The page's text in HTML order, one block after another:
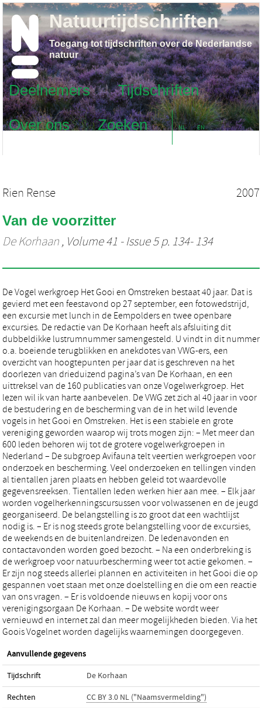
Deelnemers
Tijdschriften
Over ons
Zoeken NL EN
Natuurtijdschriften
Toegang tot tijdschriften over de Nederlandse
natuur
Rien Rense 2007
Van de voorzitter
De Korhaan , Volume 41 - Issue 5 p. 134- 134
De Vogel werkgroep Het Gooi en Omstreken bestaat 40 jaar. Dat is
gevierd met een feestavond op 27 september, een fotowedstrijd,
een excursie met lunch in de Eempolders en twee openbare
excursies. De redactie van De Korhaan heeft als afsluiting dit
dubbeldikke lustrumnummer samengesteld. U vindt in dit nummer
o.a. boeiende terugblikken en anekdotes van VWG-ers, een
overzicht van hoogtepunten per jaar dat is geschreven na het
doorlezen van drieduizend pagina’s van De Korhaan, en een
uittreksel van de 160 publicaties van onze Vogelwerkgroep. Het
lezen wil ik van harte aanbevelen. De VWG zet zich al 40 jaar in voor
de bestudering en de bescherming van de in het wild levende
vogels in het Gooi en Omstreken. Het is een stabiele en grote
vereniging geworden waarop wij trots mogen zijn: – Met meer dan
600 leden behoren wij tot de grotere vogelwerkgroepen in
Nederland – De subgroep Avifauna telt veertien werkgroepen voor
onderzoek en bescherming. Veel onderzoeken en tellingen vinden
al tientallen jaren plaats en hebben geleid tot waardevolle
gegevensreeksen. Tientallen leden werken hier aan mee. – Elk jaar
worden vogelherkenningscursussen voor volwassenen en de jeugd
georganiseerd. De belangstelling is zo groot dat een wachtlijst
nodig is. – Er is nog steeds grote belangstelling voor de excursies,
de weekends en de buitenlandreizen. De ledenavonden en
contactavonden worden goed bezocht. – Na een onderbreking is
de werkgroep voor natuurbescherming weer tot actie gekomen. –
Er zijn nog steeds allerlei plannen en activiteiten in het Gooi die op
gespannen voet staan met onze doelstelling en die om een reactie
van ons vragen. – Er is voldoende nieuws en kopij voor ons
verenigingsorgaan De Korhaan. – De website wordt weer
vernieuwd en internet zal dan meer mogelijkheden bieden. Via het
Goois Vogelnet worden dagelijks waarnemingen doorgegeven.
Aanvullende gegevens
Tijdschrift De Korhaan
Rechten CC BY 3.0 NL ("Naamsvermelding")